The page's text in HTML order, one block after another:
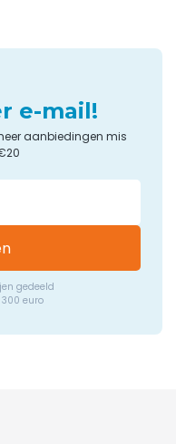
e-mail!
aanbiedingen mis
gedeeld
euro